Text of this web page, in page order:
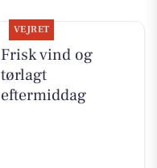
VEJRET
Frisk vind og
tørlagt
eftermiddag